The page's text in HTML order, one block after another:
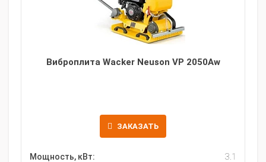
Виброплита Wacker Neuson VP 2050Aw
ЗАКАЗАТЬ
Мощность, кВт: 3.1